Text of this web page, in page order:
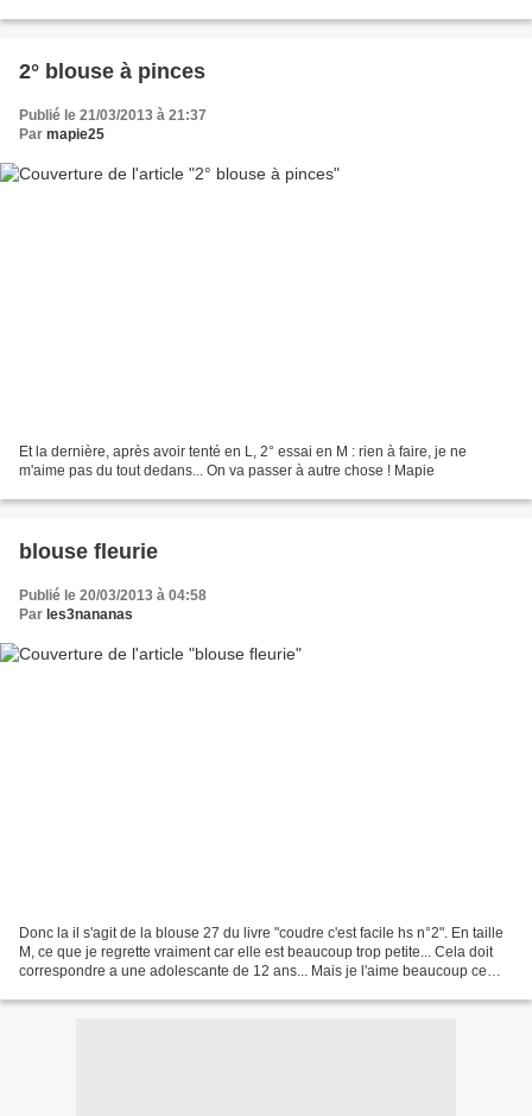
2° blouse à pinces
Publié le 21/03/2013 à 21:37
Par mapie25
Et la dernière, après avoir tenté en L, 2° essai en M : rien à faire, je ne
m'aime pas du tout dedans... On va passer à autre chose ! Mapie
blouse fleurie
Publié le 20/03/2013 à 04:58
Par les3nananas
Donc la il s'agit de la blouse 27 du livre "coudre c'est facile hs n°2". En taille
M, ce que je regrette vraiment car elle est beaucoup trop petite... Cela doit
correspondre a une adolescante de 12 ans... Mais je l'aime beaucoup ce